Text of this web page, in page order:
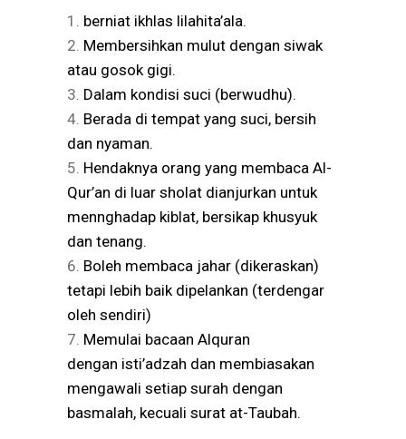
berniat ikhlas lilahita’ala.
Membersihkan mulut dengan siwak
atau gosok gigi.
Dalam kondisi suci (berwudhu).
Berada di tempat yang suci, bersih
dan nyaman.
Hendaknya orang yang membaca Al-
Qur’an di luar sholat dianjurkan untuk
mennghadap kiblat, bersikap khusyuk
dan tenang.
Boleh membaca jahar (dikeraskan)
tetapi lebih baik dipelankan (terdengar
oleh sendiri)
Memulai bacaan Alquran
dengan isti’adzah dan membiasakan
mengawali setiap surah dengan
basmalah, kecuali surat at-Taubah.